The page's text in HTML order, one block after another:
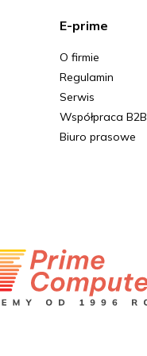
E-prime
O firmie
Regulamin
Serwis
Współpraca B2B
Biuro prasowe